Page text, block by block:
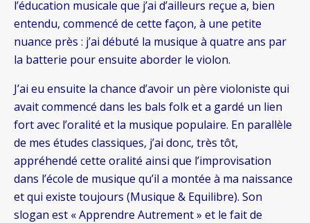
l’éducation musicale que j’ai d’ailleurs reçue a, bien
entendu, commencé de cette façon, à une petite
nuance près : j’ai débuté la musique à quatre ans par
la batterie pour ensuite aborder le violon.
J’ai eu ensuite la chance d’avoir un père violoniste qui
avait commencé dans les bals folk et a gardé un lien
fort avec l’oralité et la musique populaire. En parallèle
de mes études classiques, j’ai donc, très tôt,
appréhendé cette oralité ainsi que l’improvisation
dans l’école de musique qu’il a montée à ma naissance
et qui existe toujours (Musique & Equilibre). Son
slogan est « Apprendre Autrement » et le fait de